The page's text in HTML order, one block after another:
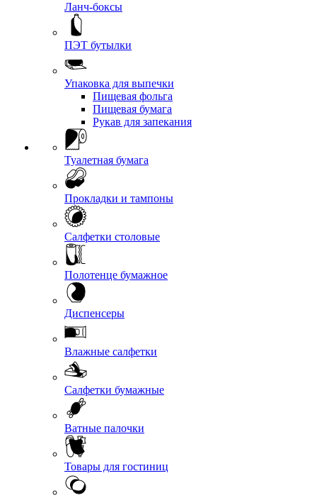
Ланч-боксы
ПЭТ бутылки
Упаковка для выпечки
Пищевая фольга
Пищевая бумага
Рукав для запекания
Туалетная бумага
Прокладки и тампоны
Салфетки столовые
Полотенце бумажное
Диспенсеры
Влажные салфетки
Салфетки бумажные
Ватные палочки
Товары для гостиниц